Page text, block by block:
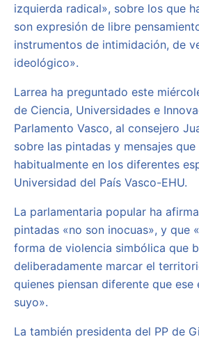
izquierda radical», sobre los que
son expresión de libre
instrumentos de intimidación, de
ideológico».
Larrea ha preguntado este
de Ciencia, Universidades e
Parlamento Vasco, al consejero
sobre las pintadas y mensajes
habitualmente en los diferentes
Universidad del País Vasco-EHU.
La parlamentaria popular ha
pintadas «no son inocuas», y que
forma de violencia simbólica que
deliberadamente marcar el
quienes piensan diferente que ese
suyo».
La también presidenta del PP de